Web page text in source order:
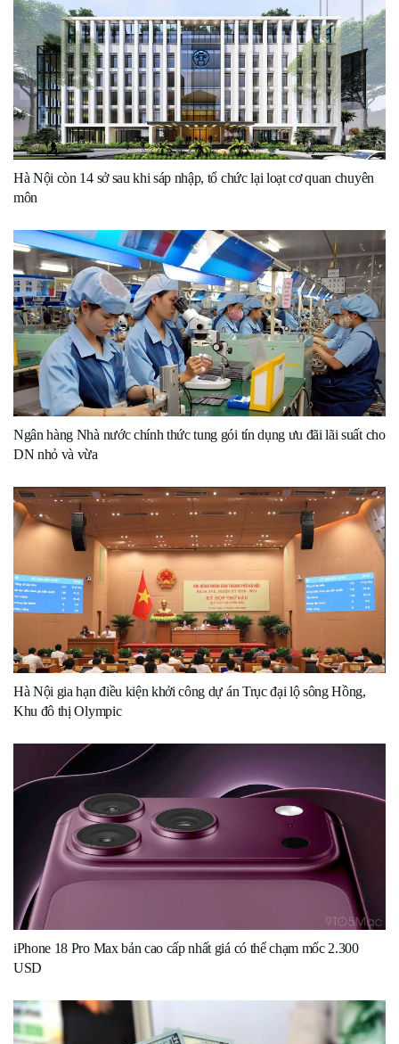
Hà Nội còn 14 sở sau khi sáp nhập, tổ chức lại loạt cơ quan chuyên
môn
Ngân hàng Nhà nước chính thức tung gói tín dụng ưu đãi lãi suất cho
DN nhỏ và vừa
Hà Nội gia hạn điều kiện khởi công dự án Trục đại lộ sông Hồng,
Khu đô thị Olympic
iPhone 18 Pro Max bản cao cấp nhất giá có thể chạm mốc 2.300
USD